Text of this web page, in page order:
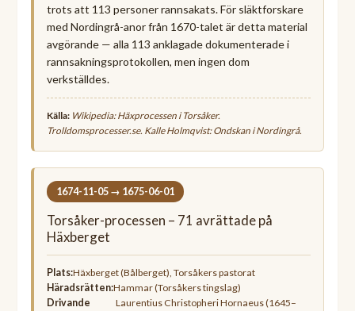
trots att 113 personer rannsakats. För släktforskare
med Nordingrå-anor från 1670-talet är detta material
avgörande — alla 113 anklagade dokumenterade i
rannsakningsprotokollen, men ingen dom
verkställdes.
Källa:Wikipedia: Häxprocessen i Torsåker.
Trolldomsprocesser.se. Kalle Holmqvist:Ondskan i Nordingrå.
1674-11-05 → 1675-06-01
Torsåker-processen – 71 avrättade på
Häxberget
Plats:Häxberget (Bålberget), Torsåkers pastorat
Häradsrätten:Hammar (Torsåkers tingslag)
Drivande
Laurentius Christopheri Hornaeus (1645–